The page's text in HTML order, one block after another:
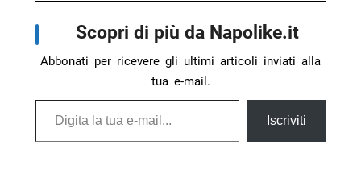
Scopri di più da Napolike.it
Abbonati per ricevere gli ultimi articoli inviati alla
tua e-mail.
Digita la tua e-mail...
Iscriviti